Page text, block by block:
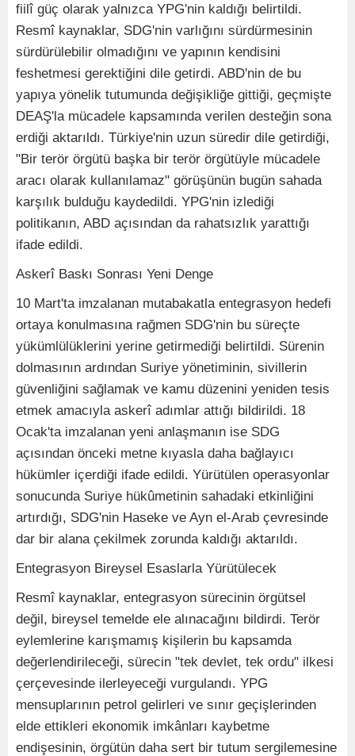
fiilî güç olarak yalnızca YPG'nin kaldığı belirtildi.
Resmî kaynaklar, SDG'nin varlığını sürdürmesinin
sürdürülebilir olmadığını ve yapının kendisini
feshetmesi gerektiğini dile getirdi. ABD'nin de bu
yapıya yönelik tutumunda değişikliğe gittiği, geçmişte
DEAŞ'la mücadele kapsamında verilen desteğin sona
erdiği aktarıldı. Türkiye'nin uzun süredir dile getirdiği,
"Bir terör örgütü başka bir terör örgütüyle mücadele
aracı olarak kullanılamaz" görüşünün bugün sahada
karşılık bulduğu kaydedildi. YPG'nin izlediği
politikanın, ABD açısından da rahatsızlık yarattığı
ifade edildi.
Askerî Baskı Sonrası Yeni Denge
10 Mart'ta imzalanan mutabakatla entegrasyon hedefi
ortaya konulmasına rağmen SDG'nin bu süreçte
yükümlülüklerini yerine getirmediği belirtildi. Sürenin
dolmasının ardından Suriye yönetiminin, sivillerin
güvenliğini sağlamak ve kamu düzenini yeniden tesis
etmek amacıyla askerî adımlar attığı bildirildi. 18
Ocak'ta imzalanan yeni anlaşmanın ise SDG
açısından önceki metne kıyasla daha bağlayıcı
hükümler içerdiği ifade edildi. Yürütülen operasyonlar
sonucunda Suriye hükûmetinin sahadaki etkinliğini
artırdığı, SDG'nin Haseke ve Ayn el-Arab çevresinde
dar bir alana çekilmek zorunda kaldığı aktarıldı.
Entegrasyon Bireysel Esaslarla Yürütülecek
Resmî kaynaklar, entegrasyon sürecinin örgütsel
değil, bireysel temelde ele alınacağını bildirdi. Terör
eylemlerine karışmamış kişilerin bu kapsamda
değerlendirileceği, sürecin "tek devlet, tek ordu" ilkesi
çerçevesinde ilerleyeceği vurgulandı. YPG
mensuplarının petrol gelirleri ve sınır geçişlerinden
elde ettikleri ekonomik imkânları kaybetme
endişesinin, örgütün daha sert bir tutum sergilemesine